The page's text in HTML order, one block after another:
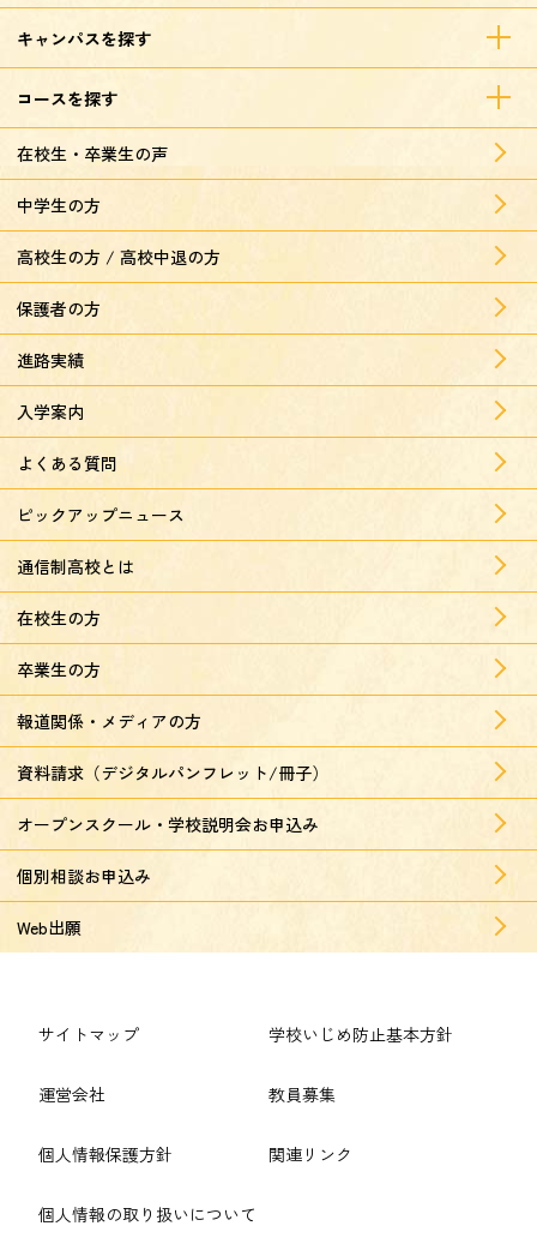
キャンパスを探す
コースを探す
在校生・卒業生の声
中学生の方
高校生の方 / 高校中退の方
保護者の方
進路実績
入学案内
よくある質問
ピックアップニュース
通信制高校とは
在校生の方
卒業生の方
報道関係・メディアの方
資料請求（デジタルパンフレット/冊子）
オープンスクール・学校説明会お申込み
個別相談お申込み
Web出願
サイトマップ
運営会社
個人情報保護方針
個人情報の取り扱いについて
学校いじめ防止基本方針
教員募集
関連リンク